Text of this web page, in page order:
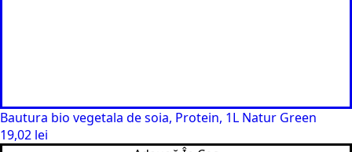
Bautura bio vegetala de soia, Protein, 1L Natur Green
19,02 lei